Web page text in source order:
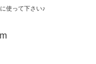
使って下さい♪